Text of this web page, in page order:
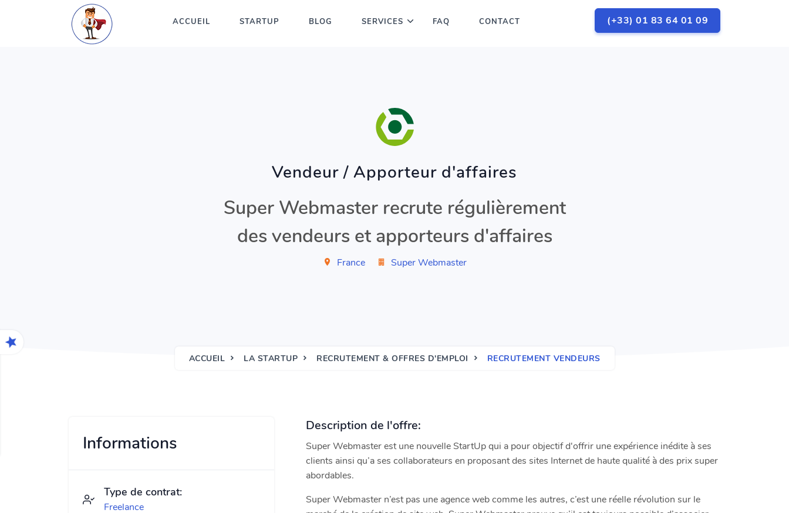
(+33) 01 83 64 01 09
ACCUEIL STARTUP BLOG SERVICES FAQ CONTACT
Vendeur / Apporteur d'affaires
Super Webmaster recrute régulièrement
des vendeurs et apporteurs d'affaires
France Super Webmaster
ACCUEIL LA STARTUP RECRUTEMENT & OFFRES D'EMPLOI RECRUTEMENT VENDEURS
Informations
Type de contrat:
Freelance
Description de l'offre:
Super Webmaster est une nouvelle StartUp qui a pour objectif d'offrir une expérience inédite à ses
clients ainsi qu’a ses collaborateurs en proposant des sites Internet de haute qualité à des prix super
abordables.
Super Webmaster n’est pas une agence web comme les autres, c’est une réelle révolution sur le